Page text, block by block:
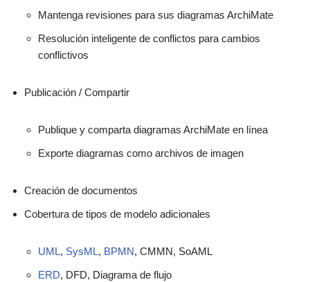
Mantenga revisiones para sus diagramas ArchiMate
Resolución inteligente de conflictos para cambios
conflictivos
Publicación / Compartir
Publique y comparta diagramas ArchiMate en línea
Exporte diagramas como archivos de imagen
Creación de documentos
Cobertura de tipos de modelo adicionales
UML, SysML, BPMN, CMMN, SoAML
ERD, DFD, Diagrama de flujo